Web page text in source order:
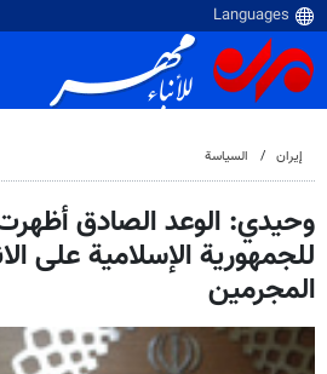
إيران السياسة
وحيدي: الوعد الصادق أظهرت
للجمهورية الإسلامية على
المجرمين